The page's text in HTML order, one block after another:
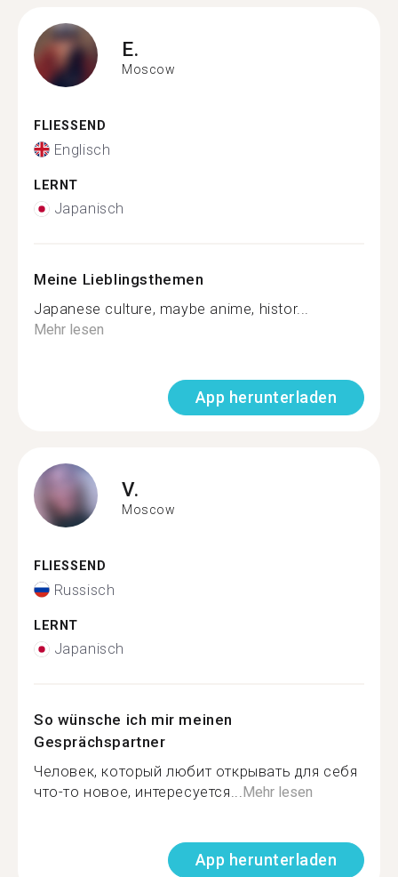
E.
Moscow
FLIESSEND
Englisch
LERNT
Japanisch
Meine Lieblingsthemen
Japanese culture, maybe anime, histor...
Mehr lesen
App herunterladen
V.
Moscow
FLIESSEND
Russisch
LERNT
Japanisch
So wünsche ich mir meinen
Gesprächspartner
Человек, который любит открывать для себя
что-то новое, интересуется...Mehr lesen
App herunterladen